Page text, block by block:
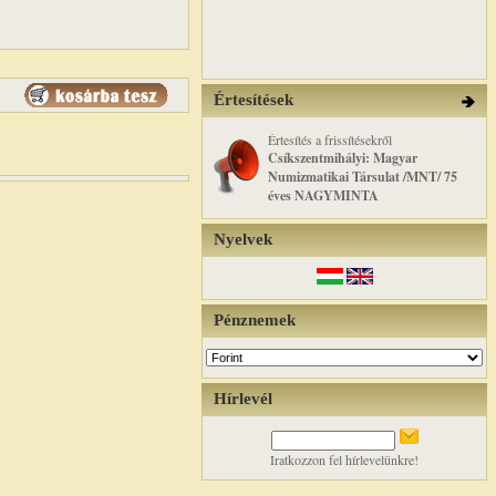
Értesítések
Értesítés a frissítésekről
Csíkszentmihályi: Magyar
Numizmatikai Társulat /MNT/ 75
éves NAGYMINTA
Nyelvek
Pénznemek
Hírlevél
Iratkozzon fel hírlevelünkre!